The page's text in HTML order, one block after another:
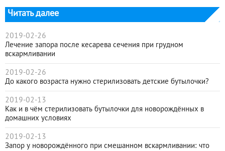
Читать далее
2019-02-26
Лечение запора после кесарева сечения при грудном
вскармливании
2019-02-26
До какого возраста нужно стерилизовать детские бутылочки?
2019-02-13
Как и в чём стерилизовать бутылочки для новорождённых в
домашних условиях
2019-02-13
Запор у новорождённого при смешанном вскармливании: что